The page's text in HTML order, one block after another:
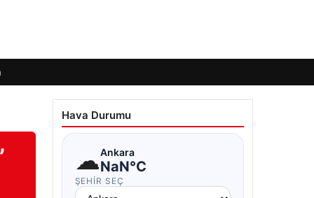
Hava Durumu
☁Ankara
NaN°C
ŞEHIR SEÇ